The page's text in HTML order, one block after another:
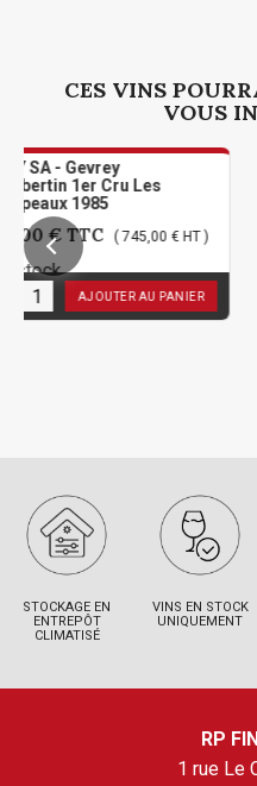
CES VINS
VOUS
Les
( 745,00 € HT )
AU PANIER
STOCKAGE EN
ENTREPÔT
CLIMATISÉ
VINS EN STOCK
UNIQUEMENT
RP
1 rue Le